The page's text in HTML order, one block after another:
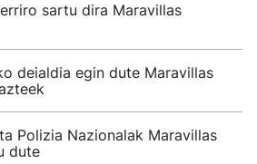
sartu dira Maravillas
deialdia egin dute Maravillas
Polizia Nazionalak Maravillas
dute